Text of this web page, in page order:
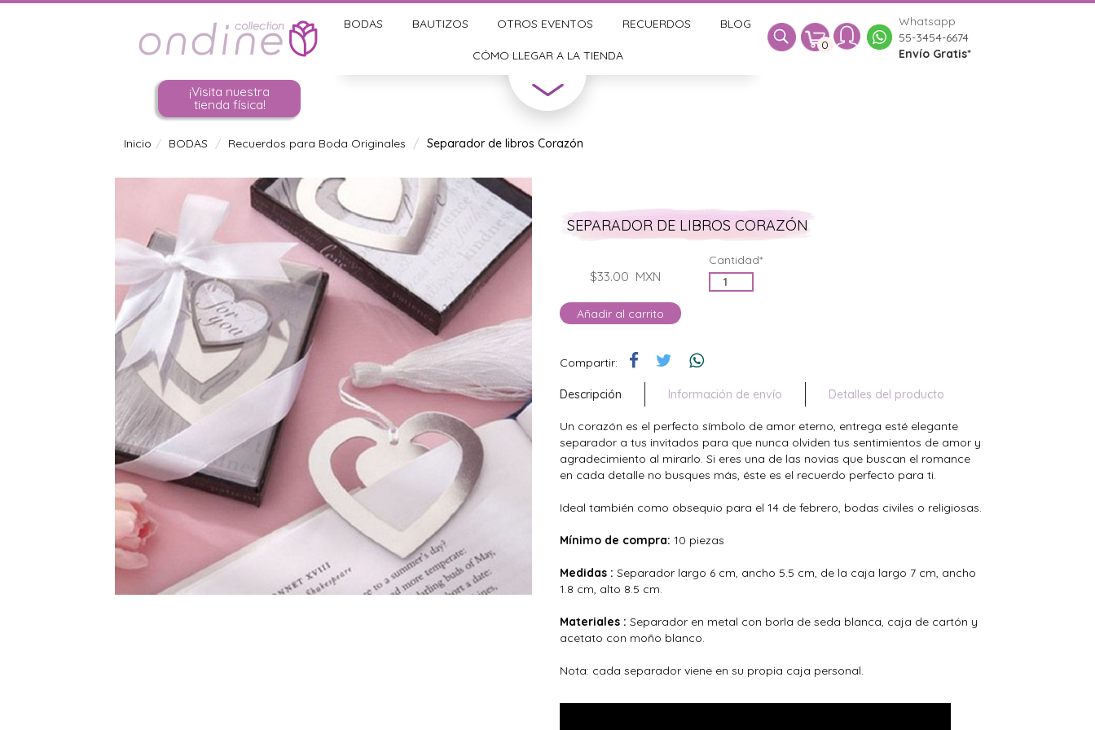
BODAS BAUTIZOS OTROS EVENTOS RECUERDOS BLOG
CÓMO LLEGAR A LA TIENDA
0
Whatsapp
55-3454-6674
Envío Gratis*
¡Visita nuestra
tienda física!
Inicio BODAS Recuerdos para Boda Originales Separador de libros Corazón
SEPARADOR DE LIBROS CORAZÓN
$33.00 MXN
Cantidad*
Añadir al carrito
Compartir:
Descripción Información de envío Detalles del producto
Un corazón es el perfecto símbolo de amor eterno, entrega esté elegante
separador a tus invitados para que nunca olviden tus sentimientos de amor y
agradecimiento al mirarlo. Si eres una de las novias que buscan el romance
en cada detalle no busques más, éste es el recuerdo perfecto para ti.
Ideal también como obsequio para el 14 de febrero, bodas civiles o religiosas.
Mínimo de compra: 10 piezas
Medidas : Separador largo 6 cm, ancho 5.5 cm, de la caja largo 7 cm, ancho
1.8 cm, alto 8.5 cm.
Materiales : Separador en metal con borla de seda blanca, caja de cartón y
acetato con moño blanco.
Nota: cada separador viene en su propia caja personal.